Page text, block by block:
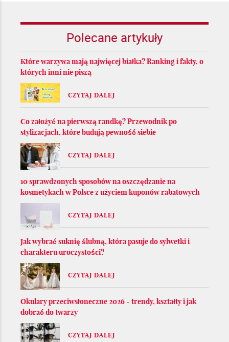
Polecane artykuły
Które warzywa mają najwięcej białka? Ranking i fakty, o
których inni nie piszą
CZYTAJ DALEJ
Co założyć na pierwszą randkę? Przewodnik po
stylizacjach, które budują pewność siebie
CZYTAJ DALEJ
10 sprawdzonych sposobów na oszczędzanie na
kosmetykach w Polsce z użyciem kuponów rabatowych
CZYTAJ DALEJ
Jak wybrać suknię ślubną, która pasuje do sylwetki i
charakteru uroczystości?
CZYTAJ DALEJ
Okulary przeciwsłoneczne 2026 - trendy, kształty i jak
dobrać do twarzy
CZYTAJ DALEJ